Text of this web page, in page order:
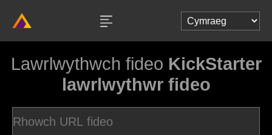
Lawrlwythwch fideo KickStarter
lawrlwythwr fideo